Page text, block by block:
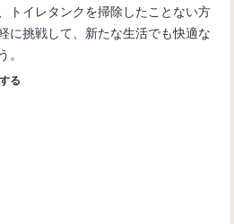
トイレタンクを掃除したことない方
に挑戦して、新たな生活でも快適な
る